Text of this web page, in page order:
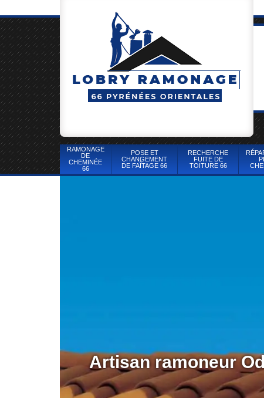
RAMONAGE
DE
CHEMINÉE
66
POSE ET
CHANGEMENT
DE FAÎTAGE 66
RECHERCHE
FUITE DE
TOITURE 66
Artisan ramoneur